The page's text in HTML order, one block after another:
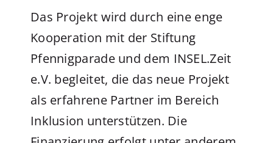
Das Projekt wird durch eine enge
Kooperation mit der Stiftung
Pfennigparade und dem INSEL.Zeit
e.V. begleitet, die das neue Projekt
als erfahrene Partner im Bereich
Inklusion unterstützen. Die